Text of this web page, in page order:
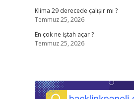
Klima 29 derecede çalışır mı ?
Temmuz 25, 2026
En çok ne iştah açar ?
Temmuz 25, 2026